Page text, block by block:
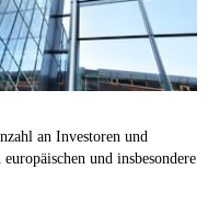
an Investoren und
und insbesondere